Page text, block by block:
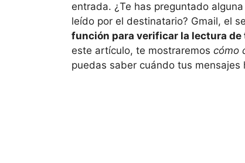
entrada. ¿Te has preguntado
leído por el destinatario? Gmail, el
función para verificar la lectura de
este artículo, te mostraremos cómo
puedas saber cuándo tus mensajes